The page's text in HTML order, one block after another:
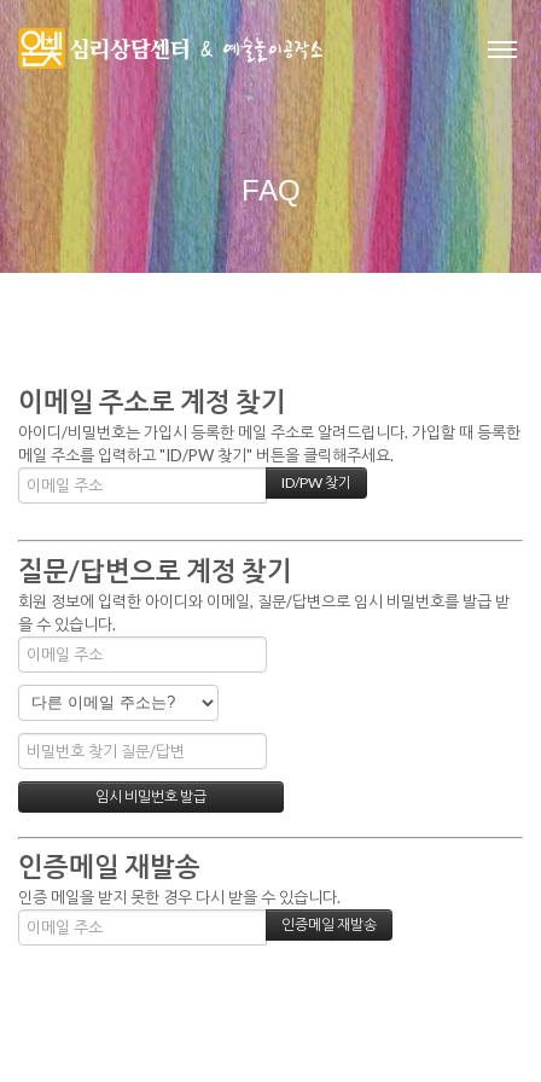
FAQ
이메일 주소로 계정 찾기
아이디/비밀번호는 가입시 등록한 메일 주소로 알려드립니다. 가입할 때 등록한
메일 주소를 입력하고 "ID/PW 찾기" 버튼을 클릭해주세요.
질문/답변으로 계정 찾기
회원 정보에 입력한 아이디와 이메일, 질문/답변으로 임시 비밀번호를 발급 받
을 수 있습니다.
인증메일 재발송
인증 메일을 받지 못한 경우 다시 받을 수 있습니다.